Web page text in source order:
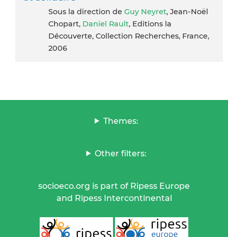
Sous la direction de Guy Neyret, Jean-Noël
Chopart, Daniel Rault, Editions la
Découverte, Collection Recherches, France,
2006
Themes:
Other filters:
socioeco.org is part of Ripess Europe
and Ripess Intercontinental